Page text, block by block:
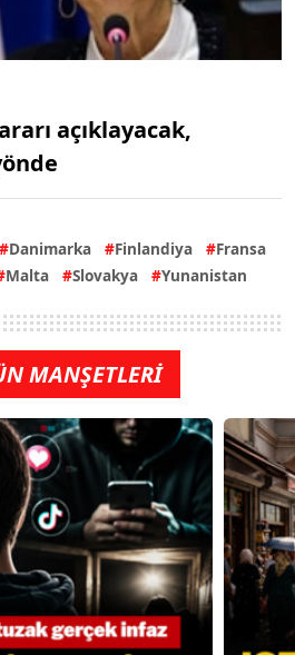
açıklayacak,
Danimarka Finlandiya
Fransa
Malta Slovakya Yunanistan
MANŞETLERİ